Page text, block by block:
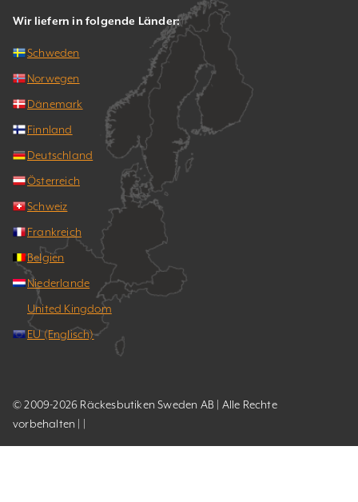
Wir liefern in folgende Länder:
Schweden
Norwegen
Dänemark
Finnland
Deutschland
Österreich
Schweiz
Frankreich
Belgien
Niederlande
United Kingdom
EU (Englisch)
© 2009-2026 Räckesbutiken Sweden AB | Alle Rechte
vorbehalten | |